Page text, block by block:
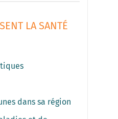
LA SANTÉ
dans sa région